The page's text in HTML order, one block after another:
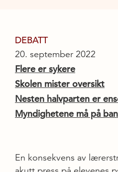
DEBATT
20. september 2022
Flere er sykere
Skolen mister oversikt
Nesten halvparten er
Myndighetene må på
En konsekvens av